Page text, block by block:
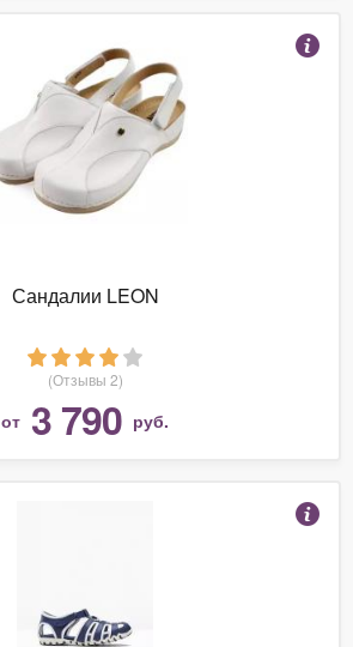
Сандалии LEON
(Отзывы 2)
от 3 790 руб.